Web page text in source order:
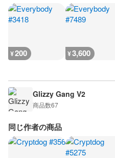
¥200 ¥3,600
Glizzy Gang V2
商品数67
同じ作者の商品